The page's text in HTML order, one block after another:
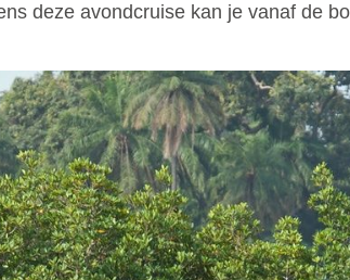
deze avondcruise kan je vanaf de